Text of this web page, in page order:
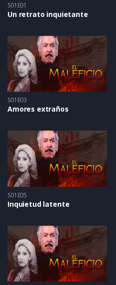
S01E01
Un retrato inquietante
S01E03
Amores extraños
S01E05
Inquietud latente